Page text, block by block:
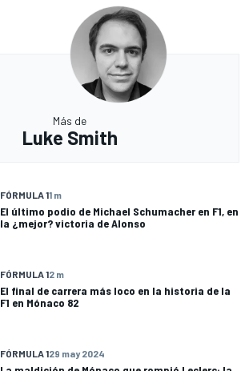
Más de
Luke Smith
FÓRMULA 11 m
El último podio de Michael Schumacher en F1, en
la ¿mejor? victoria de Alonso
FÓRMULA 12 m
El final de carrera más loco en la historia de la
F1 en Mónaco 82
FÓRMULA 129 may 2024